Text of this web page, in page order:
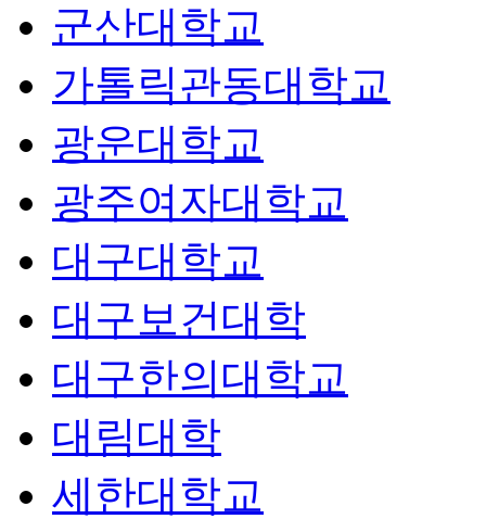
군산대학교
가톨릭관동대학교
광운대학교
광주여자대학교
대구대학교
대구보건대학
대구한의대학교
대림대학
세한대학교